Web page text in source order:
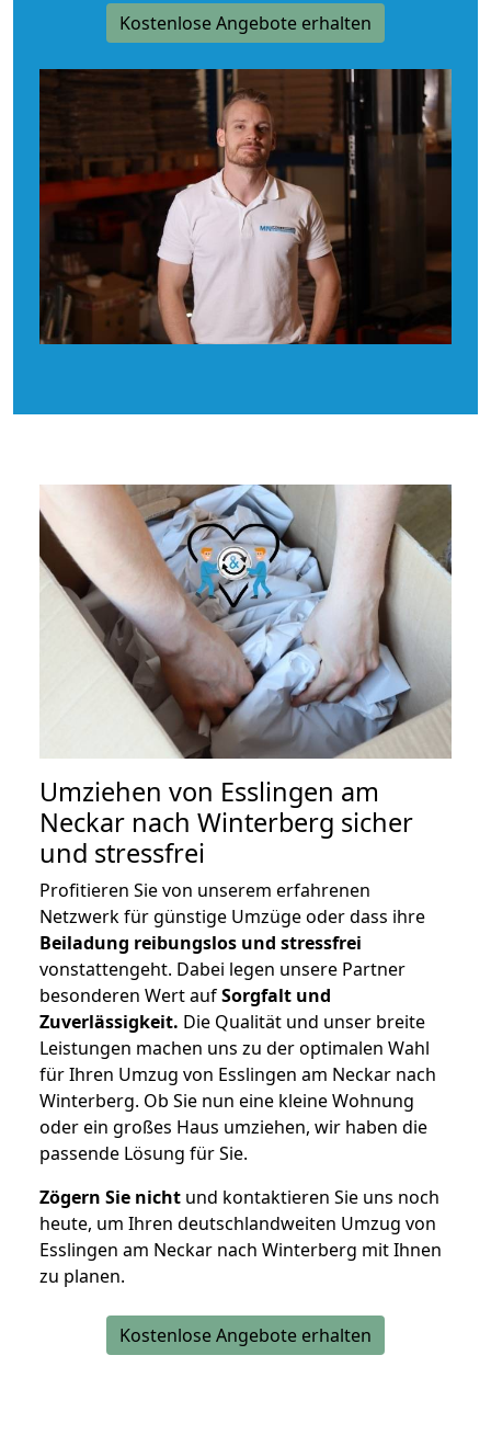
Kostenlose Angebote erhalten
Umziehen von Esslingen am
Neckar nach Winterberg sicher
und stressfrei
Profitieren Sie von unserem erfahrenen
Netzwerk für günstige Umzüge oder dass ihre
Beiladung reibungslos und stressfrei
vonstattengeht. Dabei legen unsere Partner
besonderen Wert aufSorgfalt und
Zuverlässigkeit. Die Qualität und unser breite
Leistungen machen uns zu der optimalen Wahl
für Ihren Umzug von Esslingen am Neckar nach
Winterberg. Ob Sie nun eine kleine Wohnung
oder ein großes Haus umziehen, wir haben die
passende Lösung für Sie.
Zögern Sie nicht und kontaktieren Sie uns noch
heute, um Ihren deutschlandweiten Umzug von
Esslingen am Neckar nach Winterberg mit Ihnen
zu planen.
Kostenlose Angebote erhalten